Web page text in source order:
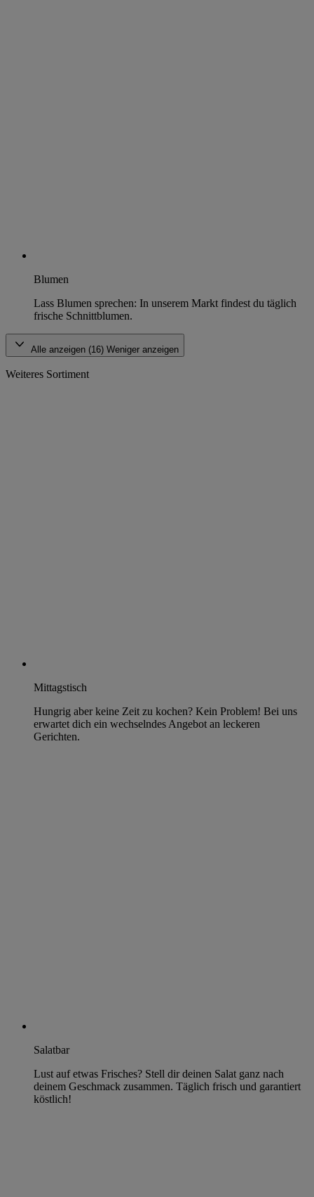
Blumen
Lass Blumen sprechen: In unserem Markt findest du täglich
frische Schnittblumen.
Alle anzeigen (16) Weniger anzeigen
Weiteres Sortiment
Mittagstisch
Hungrig aber keine Zeit zu kochen? Kein Problem! Bei uns
erwartet dich ein wechselndes Angebot an leckeren
Gerichten.
Salatbar
Lust auf etwas Frisches? Stell dir deinen Salat ganz nach
deinem Geschmack zusammen. Täglich frisch und garantiert
köstlich!